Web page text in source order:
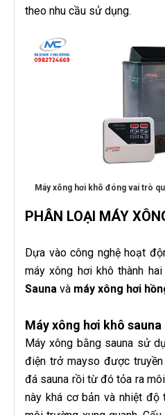
theo nhu cầu sử dụng.
Máy xông hơi khô đóng vai trò
PHÂN LOẠI MÁY
Dựa vào công nghệ hoạt
máy xông hơi khô thành hai
Sauna và máy xông hơi
Máy xông hơi khô sauna
Máy xông bằng sauna sử
điện trở mayso được
đá sauna rồi từ đó tỏa ra
này khá cơ bản và nhiệt